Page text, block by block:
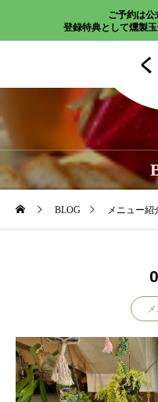
ご予約は公
登録特典として燻製
BLOG メニュー紹